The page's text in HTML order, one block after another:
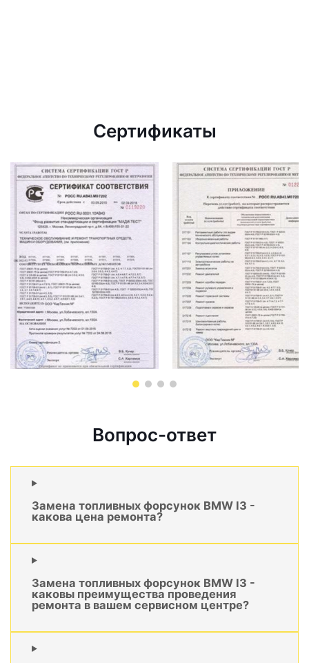
Сертификаты
Вопрос-ответ
Замена топливных форсунок BMW I3 -
какова цена ремонта?
Замена топливных форсунок BMW I3 -
каковы преимущества проведения
ремонта в вашем сервисном центре?